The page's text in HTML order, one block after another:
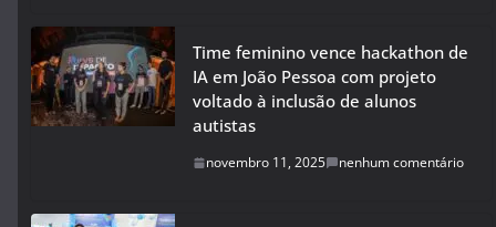
Time feminino vence hackathon de
IA em João Pessoa com projeto
voltado à inclusão de alunos
autistas
novembro 11, 2025 nenhum comentário